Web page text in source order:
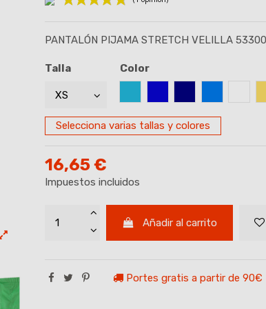
PANTALÓN PIJAMA STRETCH VELILLA
Talla
Color
Selecciona varias tallas y colores
16,65 €
Impuestos incluidos
Añadir al carrito
Portes gratis a partir de 90€